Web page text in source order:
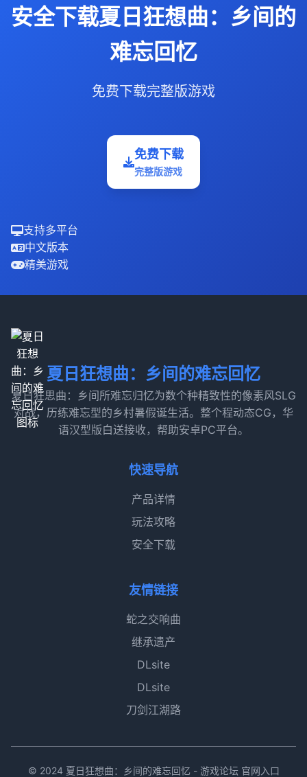
安全下载夏日狂想曲：乡间的
难忘回忆
免费下载完整版游戏
免费下载
完整版游戏
支持多平台
中文版本
精美游戏
夏日狂想曲：乡间的难忘回忆
夏日狂思曲：乡间所难忘归忆为数个种精致性的像素风SLG
对战，历练难忘型的乡村暑假诞生活。整个程动态CG，华
语汉型版白送接收，帮助安卓PC平台。
快速导航
产品详情
玩法攻略
安全下载
友情链接
蛇之交响曲
继承遗产
DLsite
DLsite
刀剑江湖路
© 2024 夏日狂想曲：乡间的难忘回忆 - 游戏论坛 官网入口